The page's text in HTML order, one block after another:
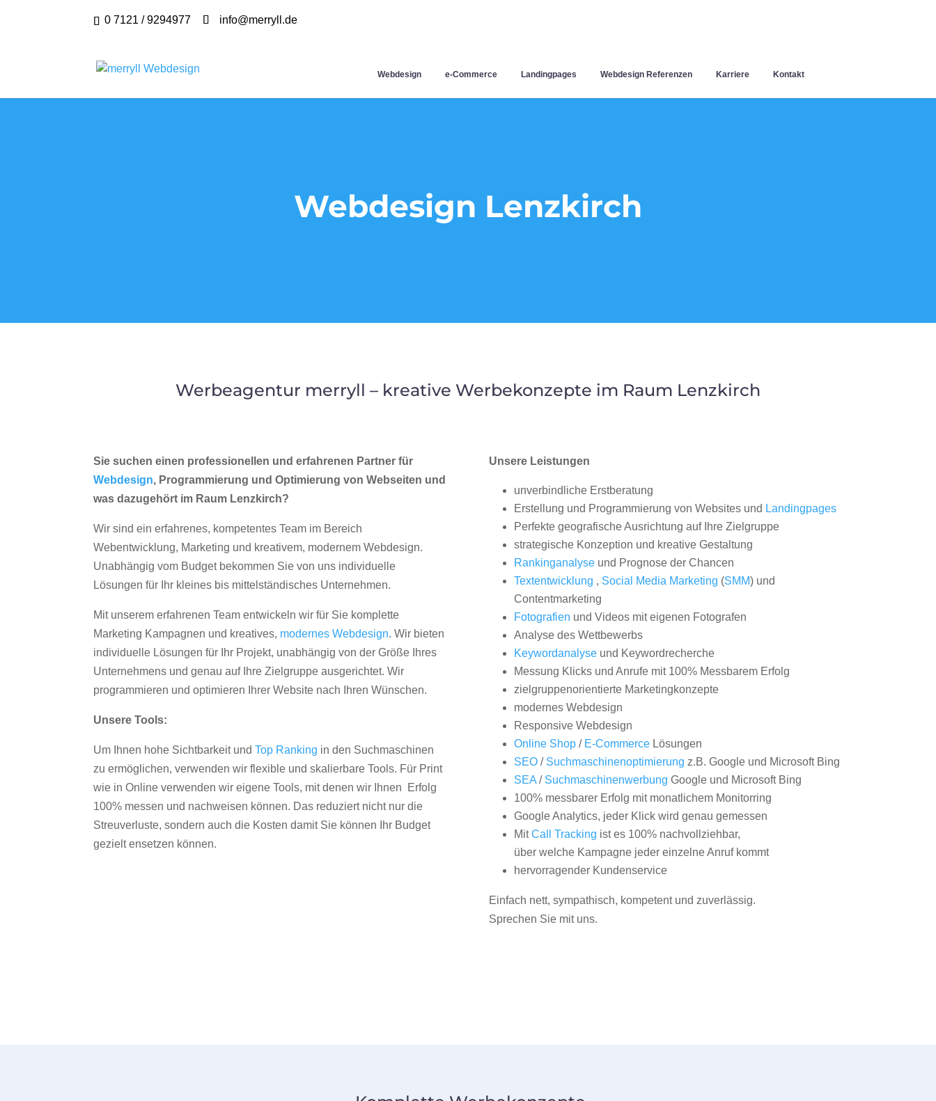
0 7121 / 9294977 info@merryll.de
Webdesign e-Commerce Landingpages Webdesign Referenzen Karriere Kontakt
Webdesign Lenzkirch
Werbeagentur merryll – kreative Werbekonzepte im Raum Lenzkirch
Sie suchen einen professionellen und erfahrenen Partner für
Webdesign, Programmierung und Optimierung von Webseiten und
was dazugehört im Raum Lenzkirch?
Wir sind ein erfahrenes, kompetentes Team im Bereich
Webentwicklung, Marketing und kreativem, modernem Webdesign.
Unabhängig vom Budget bekommen Sie von uns individuelle
Lösungen für Ihr kleines bis mittelständisches Unternehmen.
Mit unserem erfahrenen Team entwickeln wir für Sie komplette
Marketing Kampagnen und kreatives, modernes Webdesign. Wir bieten
individuelle Lösungen für Ihr Projekt, unabhängig von der Größe Ihres
Unternehmens und genau auf Ihre Zielgruppe ausgerichtet. Wir
programmieren und optimieren Ihrer Website nach Ihren Wünschen.
Unsere Tools:
Um Ihnen hohe Sichtbarkeit undTop Ranking in den Suchmaschinen
zu ermöglichen, verwenden wir flexible und skalierbare Tools. Für Print
wie in Online verwenden wir eigene Tools, mit denen wir Ihnen Erfolg
100% messen und nachweisen können. Das reduziert nicht nur die
Streuverluste, sondern auch die Kosten damit Sie können Ihr Budget
gezielt ensetzen können.
Unsere Leistungen
unverbindliche Erstberatung
Erstellung und Programmierung von Websites und Landingpages
Perfekte geografische Ausrichtung auf Ihre Zielgruppe
strategische Konzeption und kreative Gestaltung
Rankinganalyseund Prognose der Chancen
Textentwicklung , Social Media Marketing (SMM) und
Contentmarketing
Fotografien und Videos mit eigenen Fotografen
Analyse des Wettbewerbs
Keywordanalyseund Keywordrecherche
Messung Klicks und Anrufe mit 100% Messbarem Erfolg
zielgruppenorientierte Marketingkonzepte
modernes Webdesign
Responsive Webdesign
Online Shop/ E-CommerceLösungen
SEO/ Suchmaschinenoptimierung z.B. Google und Microsoft Bing
SEA/ Suchmaschinenwerbung Google und Microsoft Bing
100% messbarer Erfolg mit monatlichem Monitorring
Google Analytics, jeder Klick wird genau gemessen
MitCall Tracking ist es 100% nachvollziehbar,
über welche Kampagne jeder einzelne Anruf kommt
hervorragender Kundenservice
Einfach nett, sympathisch, kompetent und zuverlässig.
Sprechen Sie mit uns.